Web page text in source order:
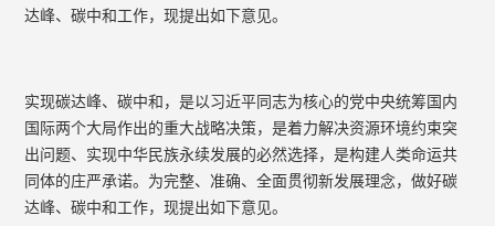
达峰、碳中和工作，现提出如下意见。
实现碳达峰、碳中和，是以习近平同志为核心的党中央统筹国内
国际两个大局作出的重大战略决策，是着力解决资源环境约束突
出问题、实现中华民族永续发展的必然选择，是构建人类命运共
同体的庄严承诺。为完整、准确、全面贯彻新发展理念，做好碳
达峰、碳中和工作，现提出如下意见。